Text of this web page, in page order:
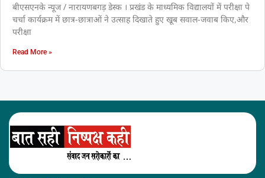
बीएसएनके न्यूज / नारायणबगड़ डेस्क । प्रखंड के माध्यमिक विद्यालयों में परीक्षा पे
चर्चा कार्यक्रम में छात्र-छात्राओं ने उत्साह दिखाते हुए खूब सवाल-जवाब किए,और
परीक्षा
Read More »